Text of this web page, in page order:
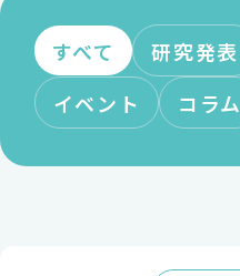
すべて 研究発表
イベント
コラム